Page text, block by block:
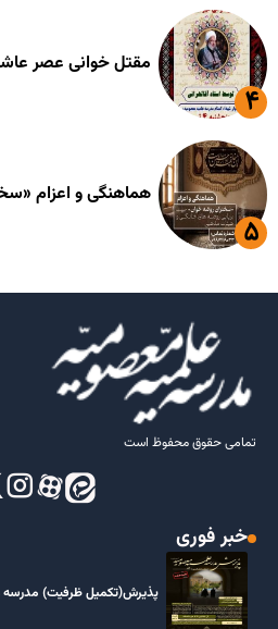
مقتل خوانی عصر
هماهنگی و اعزام
تمامی حقوق محفوظ است
خبر فوری
پذیرش(تکمیل ظرفیت)